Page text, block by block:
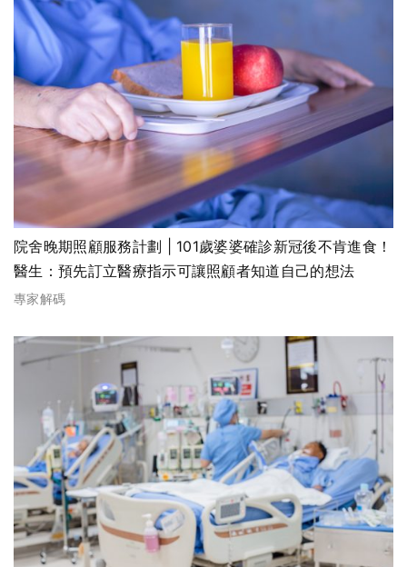
院舍晚期照顧服務計劃 | 101歲婆婆確診新冠後不肯進食！
醫生：預先訂立醫療指示可讓照顧者知道自己的想法
專家解碼